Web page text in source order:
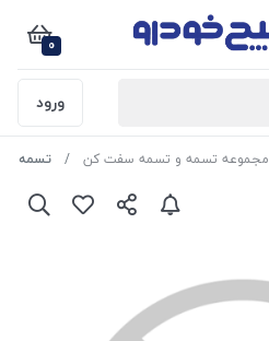
0
ورود
مجموعه تسمه و تسمه سفت کن تسمه تایم ( 154 ) جک جی 5 856242 جی